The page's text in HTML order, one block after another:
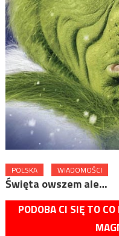
POLSKA WIADOMOŚCI
Święta owszem ale…
PODOBA CI SIĘ TO